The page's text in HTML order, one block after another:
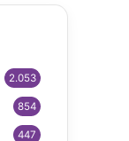
2.053
854
447